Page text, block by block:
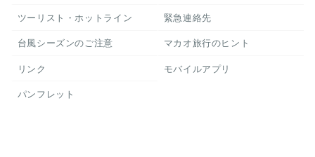
ツーリスト・ホットライン 緊急連絡先
台風シーズンのご注意 マカオ旅行のヒント
リンク モバイルアプリ
パンフレット